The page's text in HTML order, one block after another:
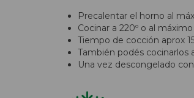
Precalentar el horno al
Cocinar a 220º o al
Tiempo de cocción aprox
También podés cocinarlos
Una vez descongelado